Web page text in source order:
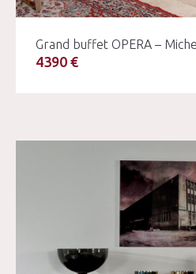
Grand buffet OPERA –
4390 €